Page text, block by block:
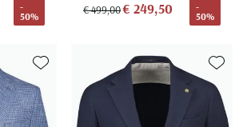
-
50%
€ 499,00€ 249,50
-
50%
Toevoegen aan favorieten